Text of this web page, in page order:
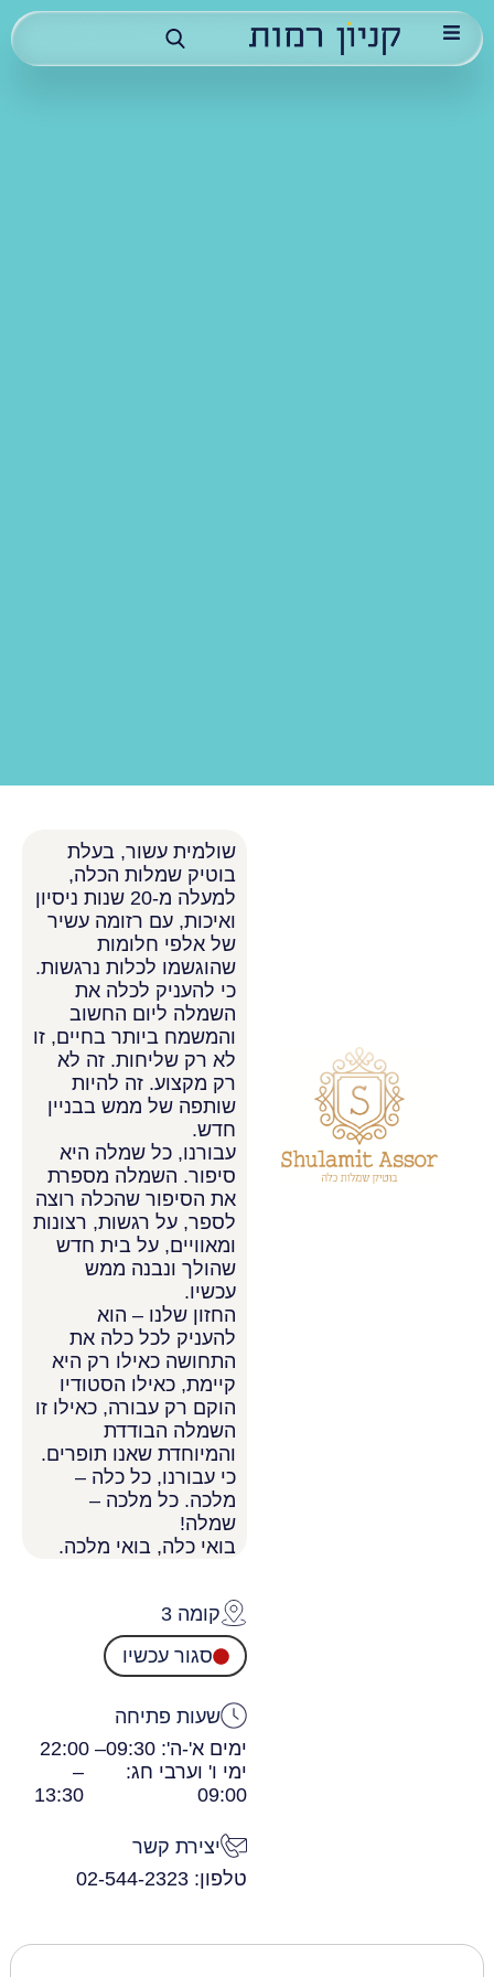
שולמית עשור, בעלת
בוטיק שמלות הכלה,
למעלה מ-20 שנות ניסיון
ואיכות, עם רזומה עשיר
של אלפי חלומות
שהוגשמו לכלות נרגשות.
כי להעניק לכלה את
השמלה ליום החשוב
והמשמח ביותר בחיים, זו
לא רק שליחות. זה לא
רק מקצוע. זה להיות
שותפה של ממש בבניין
חדש.
עבורנו, כל שמלה היא
סיפור. השמלה מספרת
את הסיפור שהכלה רוצה
לספר, על רגשות, רצונות
ומאוויים, על בית חדש
שהולך ונבנה ממש
עכשיו.
החזון שלנו – הוא
להעניק לכל כלה את
התחושה כאילו רק היא
קיימת, כאילו הסטודיו
הוקם רק עבורה, כאילו זו
השמלה הבודדת
והמיוחדת שאנו תופרים.
כי עבורנו, כל כלה –
מלכה. כל מלכה –
שמלה!
בואי כלה, בואי מלכה.
קומה 3
סגור עכשיו
שעות פתיחה
ימים א'-ה': 09:30
– 22:00
ימי ו' וערבי חג:
09:00
–
13:30
יצירת קשר
טלפון: 02-544-2323